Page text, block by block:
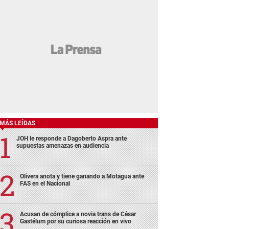
MÁS LEÍDAS
JOH le responde a Dagoberto Aspra ante
supuestas amenazas en audiencia
Olivera anota y tiene ganando a Motagua ante
FAS en el Nacional
Acusan de cómplice a novia trans de César
Gastélum por su curiosa reacción en vivo